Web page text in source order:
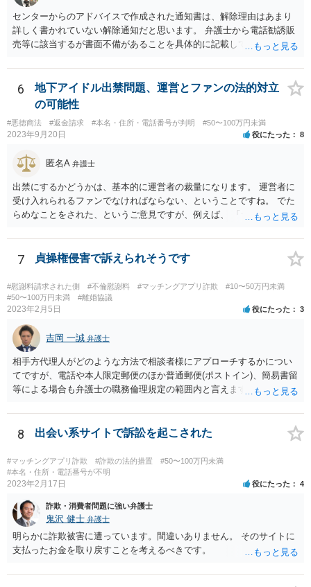
センターからのアドバイスで作成された通知書は、解除理由はあまり
詳しく書かれていない解除通知だと思います。 弁護士から電話勧誘販
売等に該当するが書面不備があることを具体的に記載して返金を求め
護士から通知書をおくっても返事がない、低い金額しか返金を提案し
てこない場合、裁判所に提訴することを検討する必要があります。 セ
ンターの方で、消費者事件を取り扱っている弁護士の紹介を受けられ
ないか一度確認してみてください。
6
地下アイドル出禁問題、運営とファンの法的対立
の可能性
#悪徳商法 #返金請求 #本名・住所・電話番号が判明 #50〜100万円未満
2023年9月20日 役にたった 8
匿名A 弁護士
出禁にするかどうかは、基本的に運営者の裁量になります。 運営者に
受け入れられるファンでなければならない、ということですね。 でた
らめなことをされた、というご意見ですが、例えば、 「サービスを購
た事情があったのでしょうか。 公表するにしても、見る人に受け入れ
られる内容のものでなければなりません。 そうでなければ、逆に、あ
なさいますよう。
7 貞操権侵害で訴えられそうです
#慰謝料請求された側 #不倫慰謝料 #マッチングアプリ詐欺
#10〜50万円未満
#50〜100万円未満
#離婚協議
2023年2月5日 役にたった 3
吉岡 一誠 弁護士
相手方代理人がどのような方法で相談者様にアプローチするかについ
てですが、電話や本人限定郵便のほか普通郵便(ポストイン)、簡易書留
等による場合も弁護士の職務倫理規定の範囲内と言えますので、必ず
が弁護士に依頼するより前に、先んじて相談者様が弁護士に依頼をす
る場合、相手方代理人は相談者様の代理人弁護士を飛び越えて相談者
の対象になり得る)ため、家族にバレてしまうことを回避したいという
ご意向であれば、早めに弁護士に依頼をするというのも一つかと思い
ます(もちろん、このまま何事もなく終結する可能性もあるでしょうか
ら、藪蛇になるリスクもあるところではありますが)。 相手方がある話
ではあるので、最終的な和解の見通しは何とも言えませんが、弁護士
に依頼することで低額での和解に至れるということもあるでしょう。
8 出会い系サイトで訴訟を起こされた
#マッチングアプリ詐欺 #詐欺の法的措置
#50〜100万円未満
#本名・住所・電話番号が不明
2023年2月17日 役にたった 4
詐欺・消費者問題に強い弁護士
鬼沢 健士 弁護士
明らかに詐欺被害に遭っています。間違いありません。 そのサイトに
支払ったお金を取り戻すことを考えるべきです。